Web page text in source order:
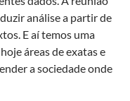
análise a partir de
E aí temos uma
áreas de exatas e
a sociedade onde